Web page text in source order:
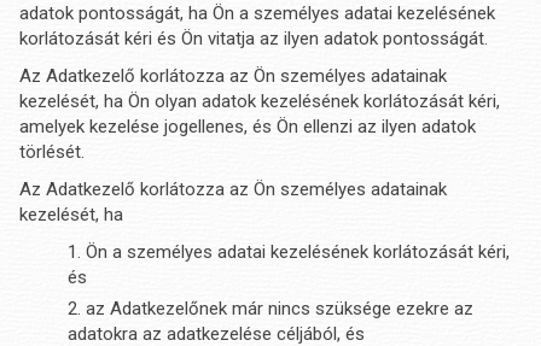
adatok pontosságát, ha Ön a személyes adatai kezelésének
korlátozását kéri és Ön vitatja az ilyen adatok pontosságát.
Az Adatkezelő korlátozza az Ön személyes adatainak
kezelését, ha Ön olyan adatok kezelésének korlátozását kéri,
amelyek kezelése jogellenes, és Ön ellenzi az ilyen adatok
törlését.
Az Adatkezelő korlátozza az Ön személyes adatainak
kezelését, ha
Ön a személyes adatai kezelésének korlátozását kéri,
és
az Adatkezelőnek már nincs szüksége ezekre az
adatokra az adatkezelése céljából, és